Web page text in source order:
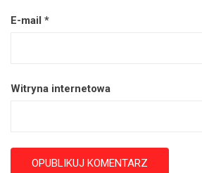
E-mail *
Witryna internetowa